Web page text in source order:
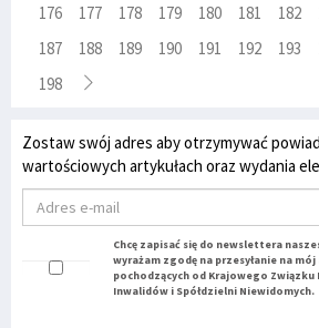
176
177 178 179 180 181 182
187
188 189 190 191 192 193
198
Zostaw swój adres aby otrzymywać
wartościowych artykułach oraz wydania
Chcę zapisać się do newslettera
wyrażam zgodę na przesyłanie na
pochodzących od Krajowego
Inwalidów i Spółdzielni Niewidomych.